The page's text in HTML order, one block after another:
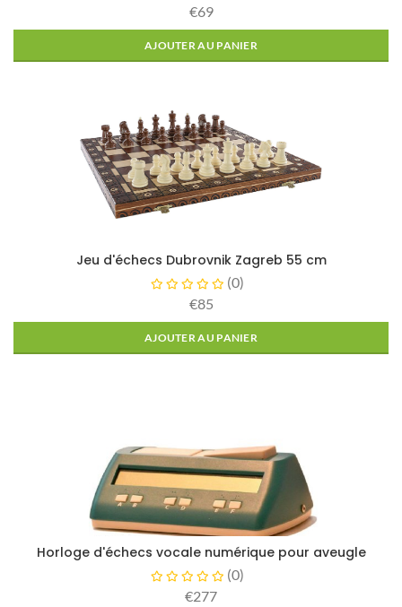
€69
AJOUTER AU PANIER
Jeu d'échecs Dubrovnik Zagreb 55 cm
(0)
€85
AJOUTER AU PANIER
Horloge d'échecs vocale numérique pour aveugle
(0)
€277